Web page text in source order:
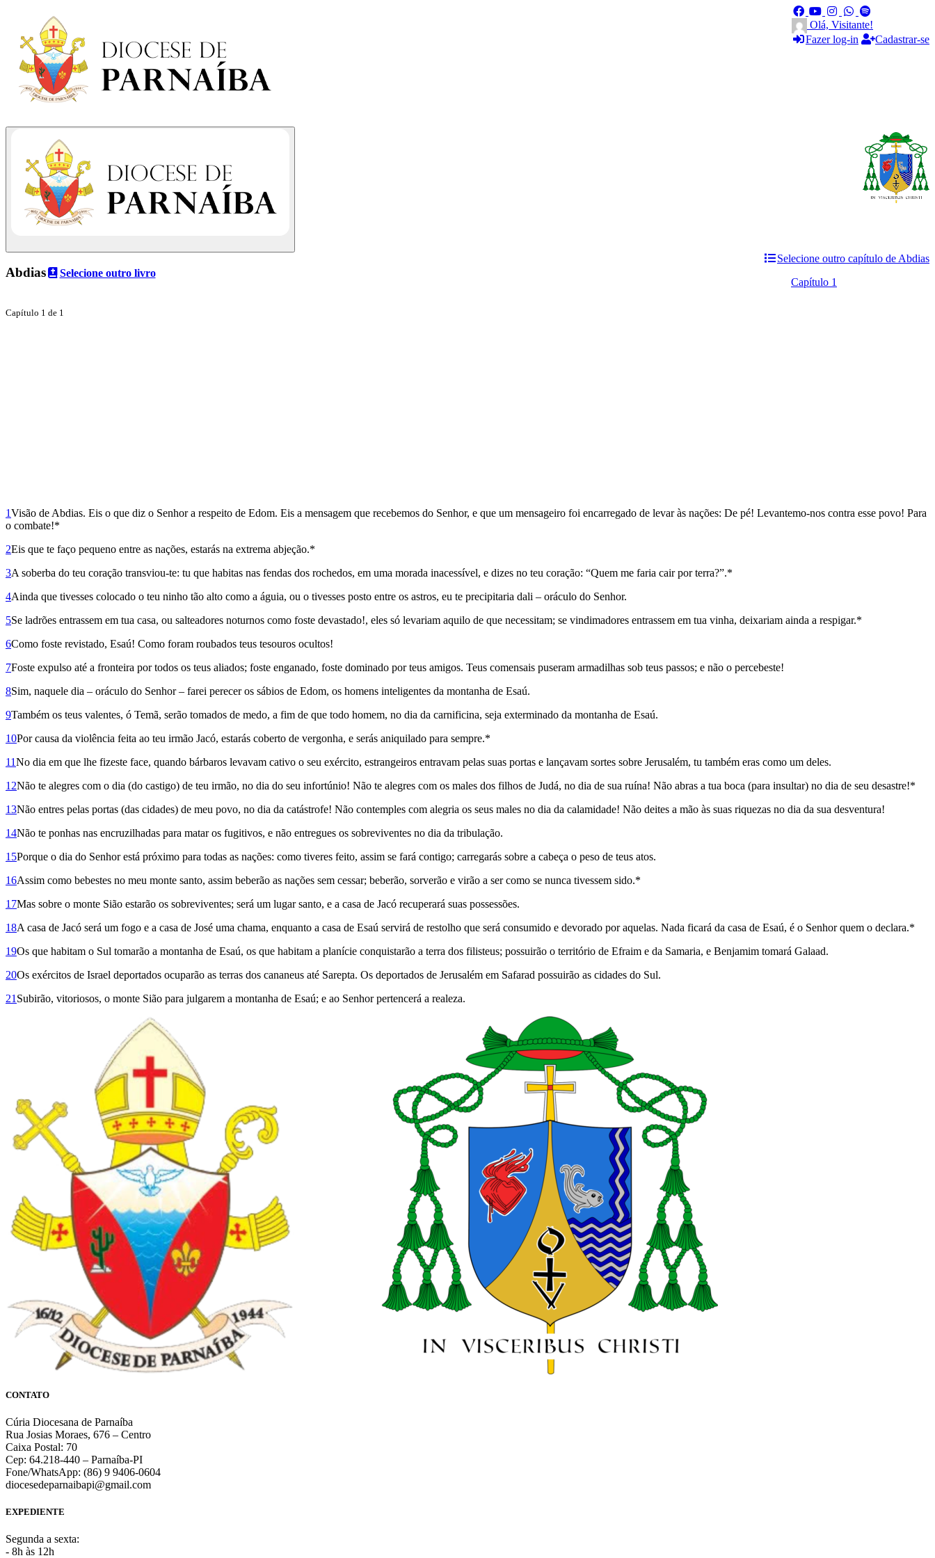
Olá, Visitante!
Fazer log-in
Cadastrar-se
Abdias Selecione outro livro
Capítulo 1 de 1
Selecione outro capítulo de Abdias
Capítulo 1
1Visão de Abdias. Eis o que diz o Senhor a respeito de Edom. Eis a mensagem que recebemos do Senhor, e que um mensageiro foi encarregado de levar às nações: De pé! Levantemo-nos contra esse povo! Para
o combate!*
2Eis que te faço pequeno entre as nações, estarás na extrema abjeção.*
3A soberba do teu coração transviou-te: tu que habitas nas fendas dos rochedos, em uma morada inacessível, e dizes no teu coração: “Quem me faria cair por terra?”.*
4Ainda que tivesses colocado o teu ninho tão alto como a águia, ou o tivesses posto entre os astros, eu te precipitaria dali – oráculo do Senhor.
5Se ladrões entrassem em tua casa, ou salteadores noturnos como foste devastado!, eles só levariam aquilo de que necessitam; se vindimadores entrassem em tua vinha, deixariam ainda a respigar.*
6Como foste revistado, Esaú! Como foram roubados teus tesouros ocultos!
7Foste expulso até a fronteira por todos os teus aliados; foste enganado, foste dominado por teus amigos. Teus comensais puseram armadilhas sob teus passos; e não o percebeste!
8Sim, naquele dia – oráculo do Senhor – farei perecer os sábios de Edom, os homens inteligentes da montanha de Esaú.
9Também os teus valentes, ó Temã, serão tomados de medo, a fim de que todo homem, no dia da carnificina, seja exterminado da montanha de Esaú.
10Por causa da violência feita ao teu irmão Jacó, estarás coberto de vergonha, e serás aniquilado para sempre.*
11No dia em que lhe fizeste face, quando bárbaros levavam cativo o seu exército, estrangeiros entravam pelas suas portas e lançavam sortes sobre Jerusalém, tu também eras como um deles.
12Não te alegres com o dia (do castigo) de teu irmão, no dia do seu infortúnio! Não te alegres com os males dos filhos de Judá, no dia de sua ruína! Não abras a tua boca (para insultar) no dia de seu desastre!*
13Não entres pelas portas (das cidades) de meu povo, no dia da catástrofe! Não contemples com alegria os seus males no dia da calamidade! Não deites a mão às suas riquezas no dia da sua desventura!
14Não te ponhas nas encruzilhadas para matar os fugitivos, e não entregues os sobreviventes no dia da tribulação.
15Porque o dia do Senhor está próximo para todas as nações: como tiveres feito, assim se fará contigo; carregarás sobre a cabeça o peso de teus atos.
16Assim como bebestes no meu monte santo, assim beberão as nações sem cessar; beberão, sorverão e virão a ser como se nunca tivessem sido.*
17Mas sobre o monte Sião estarão os sobreviventes; será um lugar santo, e a casa de Jacó recuperará suas possessões.
18A casa de Jacó será um fogo e a casa de José uma chama, enquanto a casa de Esaú servirá de restolho que será consumido e devorado por aquelas. Nada ficará da casa de Esaú, é o Senhor quem o declara.*
19Os que habitam o Sul tomarão a montanha de Esaú, os que habitam a planície conquistarão a terra dos filisteus; possuirão o território de Efraim e da Samaria, e Benjamim tomará Galaad.
20Os exércitos de Israel deportados ocuparão as terras dos cananeus até Sarepta. Os deportados de Jerusalém em Safarad possuirão as cidades do Sul.
21 Subirão, vitoriosos, o monte Sião para julgarem a montanha de Esaú; e ao Senhor pertencerá a realeza.
CONTATO
Cúria Diocesana de Parnaíba
Rua Josias Moraes, 676 – Centro
Caixa Postal: 70
Cep: 64.218-440 – Parnaíba-PI
Fone/WhatsApp: (86) 9 9406-0604
diocesedeparnaibapi@gmail.com
EXPEDIENTE
Segunda a sexta:
- 8h às 12h